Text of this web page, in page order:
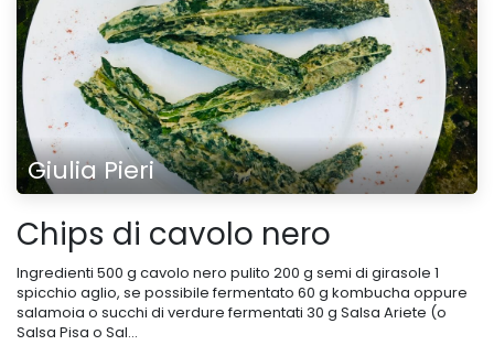
Giulia Pieri
Chips di cavolo nero
Ingredienti 500 g cavolo nero pulito 200 g semi di girasole 1
spicchio aglio, se possibile fermentato 60 g kombucha oppure
salamoia o succhi di verdure fermentati 30 g Salsa Ariete (o
Salsa Pisa o Sal...